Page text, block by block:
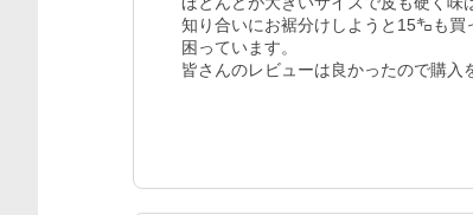
知り合いにお裾分けしようと15㌔も
困っています。
皆さんのレビューは良かったので購入